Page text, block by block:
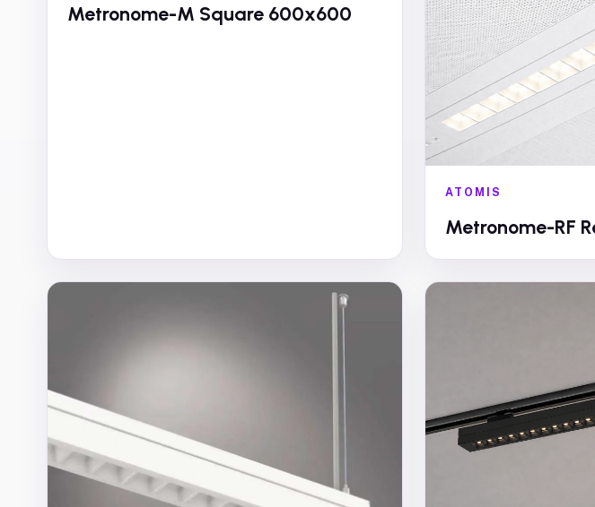
Metronome-M Square 600x600
ATOMIS
Metronome-RF